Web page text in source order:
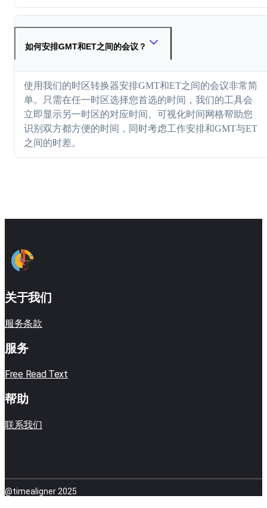
如何安排GMT和ET之间的会议？
使用我们的时区转换器安排GMT和ET之间的会议非常简
单。只需在任一时区选择您首选的时间，我们的工具会
立即显示另一时区的对应时间。可视化时间网格帮助您
识别双方都方便的时间，同时考虑工作安排和GMT与ET
之间的时差。
关于我们
服务条款
服务
Free Read Text
帮助
联系我们
@timealigner 2025